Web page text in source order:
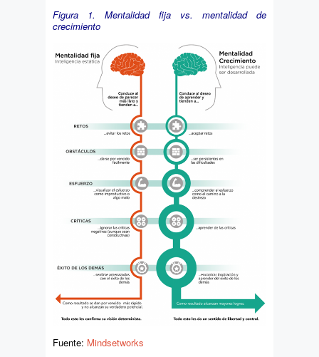
Figura 1. Mentalidad fija vs. mentalidad de
crecimiento
Fuente: Mindsetworks